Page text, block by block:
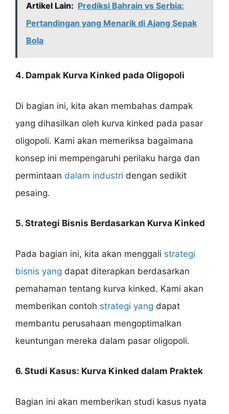
Artikel Lain: Prediksi Bahrain vs Serbia:
Pertandingan yang Menarik di Ajang Sepak
Bola
4. Dampak Kurva Kinked pada Oligopoli
Di bagian ini, kita akan membahas dampak
yang dihasilkan oleh kurva kinked pada pasar
oligopoli. Kami akan memeriksa bagaimana
konsep ini mempengaruhi perilaku harga dan
permintaan dalam industri dengan sedikit
pesaing.
5. Strategi Bisnis Berdasarkan Kurva Kinked
Pada bagian ini, kita akan menggali strategi
bisnis yang dapat diterapkan berdasarkan
pemahaman tentang kurva kinked. Kami akan
memberikan contoh strategi yang dapat
membantu perusahaan mengoptimalkan
keuntungan mereka dalam pasar oligopoli.
6. Studi Kasus: Kurva Kinked dalam Praktek
Bagian ini akan memberikan studi kasus nyata